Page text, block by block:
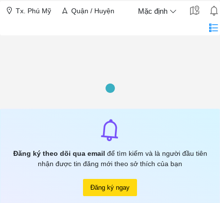
Tx. Phú Mỹ Quận / Huyện Mặc định
Đăng ký theo dõi qua email để tìm kiếm và là người đầu tiên
nhận được tin đăng mới theo sở thích của bạn
Đăng ký ngay